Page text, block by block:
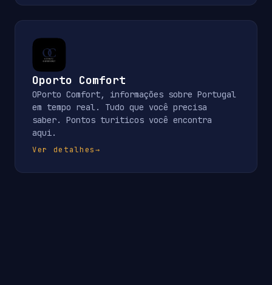
Oporto Comfort
OPorto Comfort, informações sobre Portugal
em tempo real. Tudo que você precisa
saber. Pontos turiticos você encontra
aqui.
Ver detalhes→